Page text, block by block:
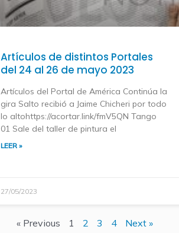
Artículos de distintos Portales
del 24 al 26 de mayo 2023
Artículos del Portal de América Continúa la
gira Salto recibió a Jaime Chicheri por todo
lo altohttps://acortar.link/fmV5QN Tango
01 Sale del taller de pintura el
LEER »
27/05/2023
« Previous 1 2 3 4 Next »